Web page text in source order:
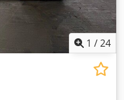
1 /24